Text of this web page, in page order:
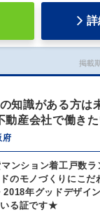
掲載
知識がある方は
動産会社で働き
府
マンション着工戸数
のモノづくりにこだ
2018年グッドデザイ
る証です★